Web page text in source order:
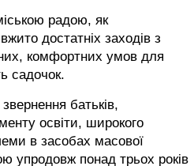
радою, як
достатніх заходів з
комфортних умов для
садочок.
батьків,
освіти, широкого
в засобах масової
упродовж понад трьох років